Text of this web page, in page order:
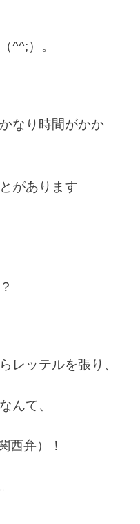
^^;）。
なり時間がかか
があります
レッテルを張り、
んて、
西弁）！」